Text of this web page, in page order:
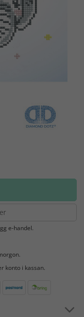
e-handel.
konto i kassan.